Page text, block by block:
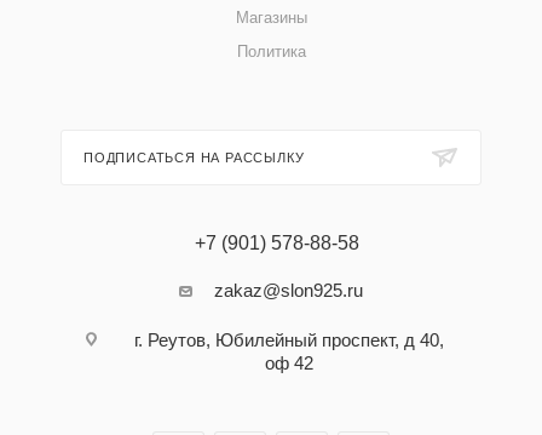
Магазины
Политика
ПОДПИСАТЬСЯ НА РАССЫЛКУ
+7 (901) 578-88-58
zakaz@slon925.ru
г. Реутов, Юбилейный проспект, д 40,
оф 42